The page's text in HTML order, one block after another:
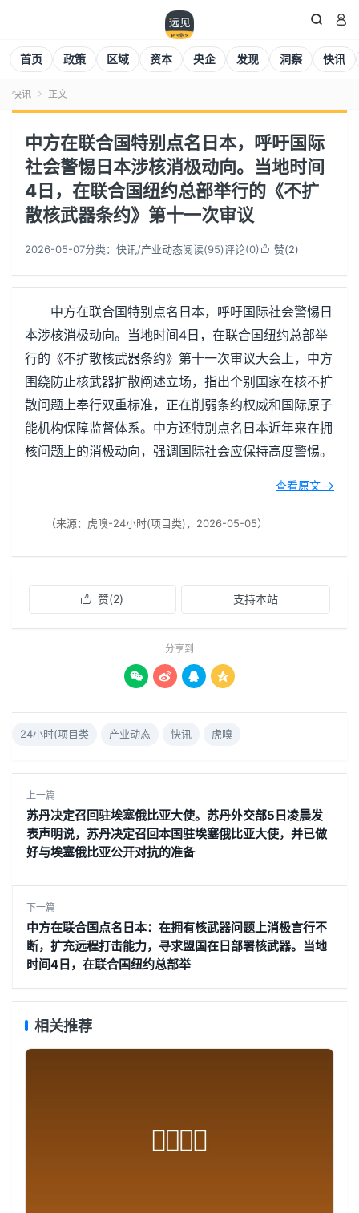
 
首页 政策 区域 资本 央企 发现 洞察 快讯
快讯  正文
中方在联合国特别点名日本，呼吁国际
社会警惕日本涉核消极动向。当地时间
4日，在联合国纽约总部举行的《不扩
散核武器条约》第十一次审议
2026-05-07分类： 快讯/产业动态阅读(95)评论(0) 赞(2)
中方在联合国特别点名日本，呼吁国际社会警惕日
本涉核消极动向。当地时间4日，在联合国纽约总部举
行的《不扩散核武器条约》第十一次审议大会上，中方
围绕防止核武器扩散阐述立场，指出个别国家在核不扩
散问题上奉行双重标准，正在削弱条约权威和国际原子
能机构保障监督体系。中方还特别点名日本近年来在拥
核问题上的消极动向，强调国际社会应保持高度警惕。
查看原文 →
（来源：虎嗅-24小时(项目类)，2026-05-05）
 赞(2) 支持本站
分享到
   
24小时(项目类 产业动态 快讯 虎嗅
上一篇
苏丹决定召回驻埃塞俄比亚大使。苏丹外交部5日凌晨发
表声明说，苏丹决定召回本国驻埃塞俄比亚大使，并已做
好与埃塞俄比亚公开对抗的准备
下一篇
中方在联合国点名日本：在拥有核武器问题上消极言行不
断，扩充远程打击能力，寻求盟国在日部署核武器。当地
时间4日，在联合国纽约总部举
相关推荐